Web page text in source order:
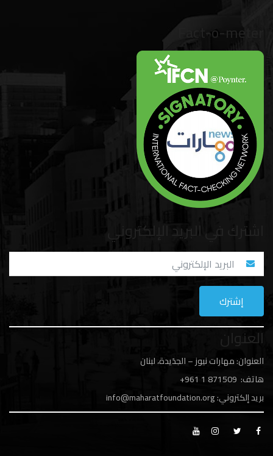
Fact-o-meter
اشترك في البريد الإلكتروني
العنوان
العنوان: مهارات نيوز – الجدَيدة، لبنان
هاتف: 1 871509 961+
بريد إلكتروني:info@maharatfoundation.org